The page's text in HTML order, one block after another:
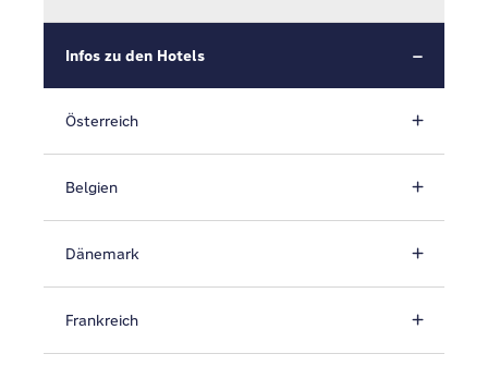
Infos zu den Hotels
Österreich
Belgien
Dänemark
Frankreich